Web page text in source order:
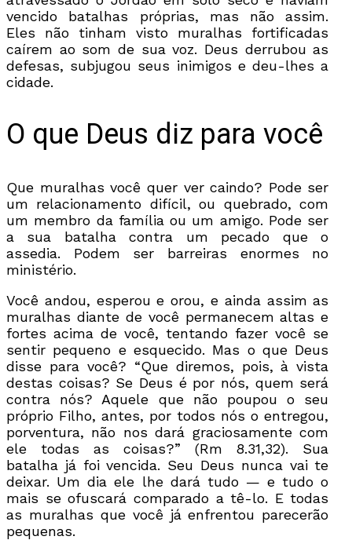
vencido batalhas próprias, mas não assim.
Eles não tinham visto muralhas fortificadas
caírem ao som de sua voz. Deus derrubou as
defesas, subjugou seus inimigos e deu-lhes a
cidade.
O que Deus diz para você
Que muralhas você quer ver caindo? Pode ser
um relacionamento difícil, ou quebrado, com
um membro da família ou um amigo. Pode ser
a sua batalha contra um pecado que o
assedia. Podem ser barreiras enormes no
ministério.
Você andou, esperou e orou, e ainda assim as
muralhas diante de você permanecem altas e
fortes acima de você, tentando fazer você se
sentir pequeno e esquecido. Mas o que Deus
disse para você? “Que diremos, pois, à vista
destas coisas? Se Deus é por nós, quem será
contra nós? Aquele que não poupou o seu
próprio Filho, antes, por todos nós o entregou,
porventura, não nos dará graciosamente com
ele todas as coisas?” (Rm 8.31,32). Sua
batalha já foi vencida. Seu Deus nunca vai te
deixar. Um dia ele lhe dará tudo — e tudo o
mais se ofuscará comparado a tê-lo. E todas
as muralhas que você já enfrentou parecerão
pequenas.